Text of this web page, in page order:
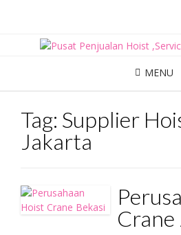
MENU
Tag: Supplier
Jakarta